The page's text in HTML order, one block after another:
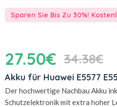
Sparen Sie Bis Zu 30%!
27.50€ 34.38€
Akku für Huawei E5577
Der hochwertige Nachbau Akku
Schutzelektronik mit extra hoher